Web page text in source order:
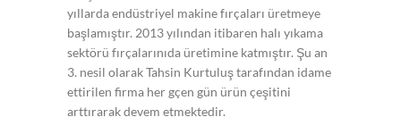
yıllarda endüstriyel makine fırçaları üretmeye
başlamıştır. 2013 yılından itibaren halı yıkama
sektörü fırçalarınıda üretimine katmıştır. Şu an
3. nesil olarak Tahsin Kurtuluş tarafından idame
ettirilen firma her gçen gün ürün çeşitini
arttırarak devem etmektedir.